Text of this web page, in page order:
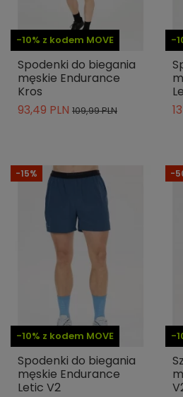
-10% z kodem MOVE
Spodenki do biegania
męskie Endurance
Kros
93,49 PLN 109,99 PLN
-
-10% z kodem MOVE
-15%
Spodenki do biegania
męskie Endurance
Letic V2
-
-